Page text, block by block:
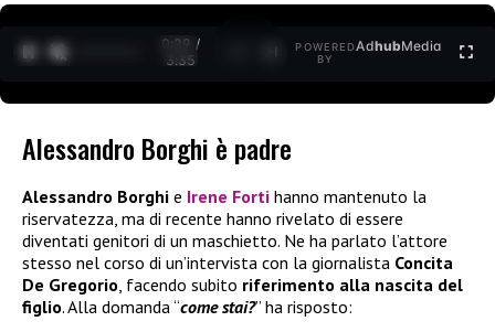
0:30 /
3:35
POWERED
BY
AdhubMedia
Alessandro Borghi è padre
Alessandro Borghi e Irene Forti hanno mantenuto la
riservatezza, ma di recente hanno rivelato di essere
diventati genitori di un maschietto. Ne ha parlato l’attore
stesso nel corso di un’intervista con la giornalista Concita
De Gregorio, facendo subito riferimento alla nascita del
figlio. Alla domanda “come stai?” ha risposto: